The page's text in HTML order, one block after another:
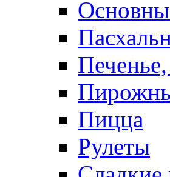
Пицца
Рулеты